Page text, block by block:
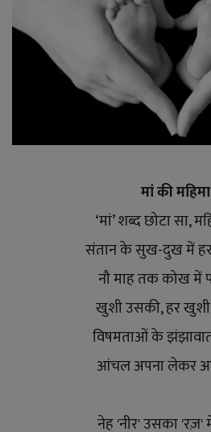
मां की
‘मां’ शब्द छोटा सा,
संतान के सुख-दुख में
नौ माह तक कोख में
खुशी उसकी, हर खुशी
विषमताओं के
आंचल अपना लेकर
नेह 'नीर' उसका 'रज़'